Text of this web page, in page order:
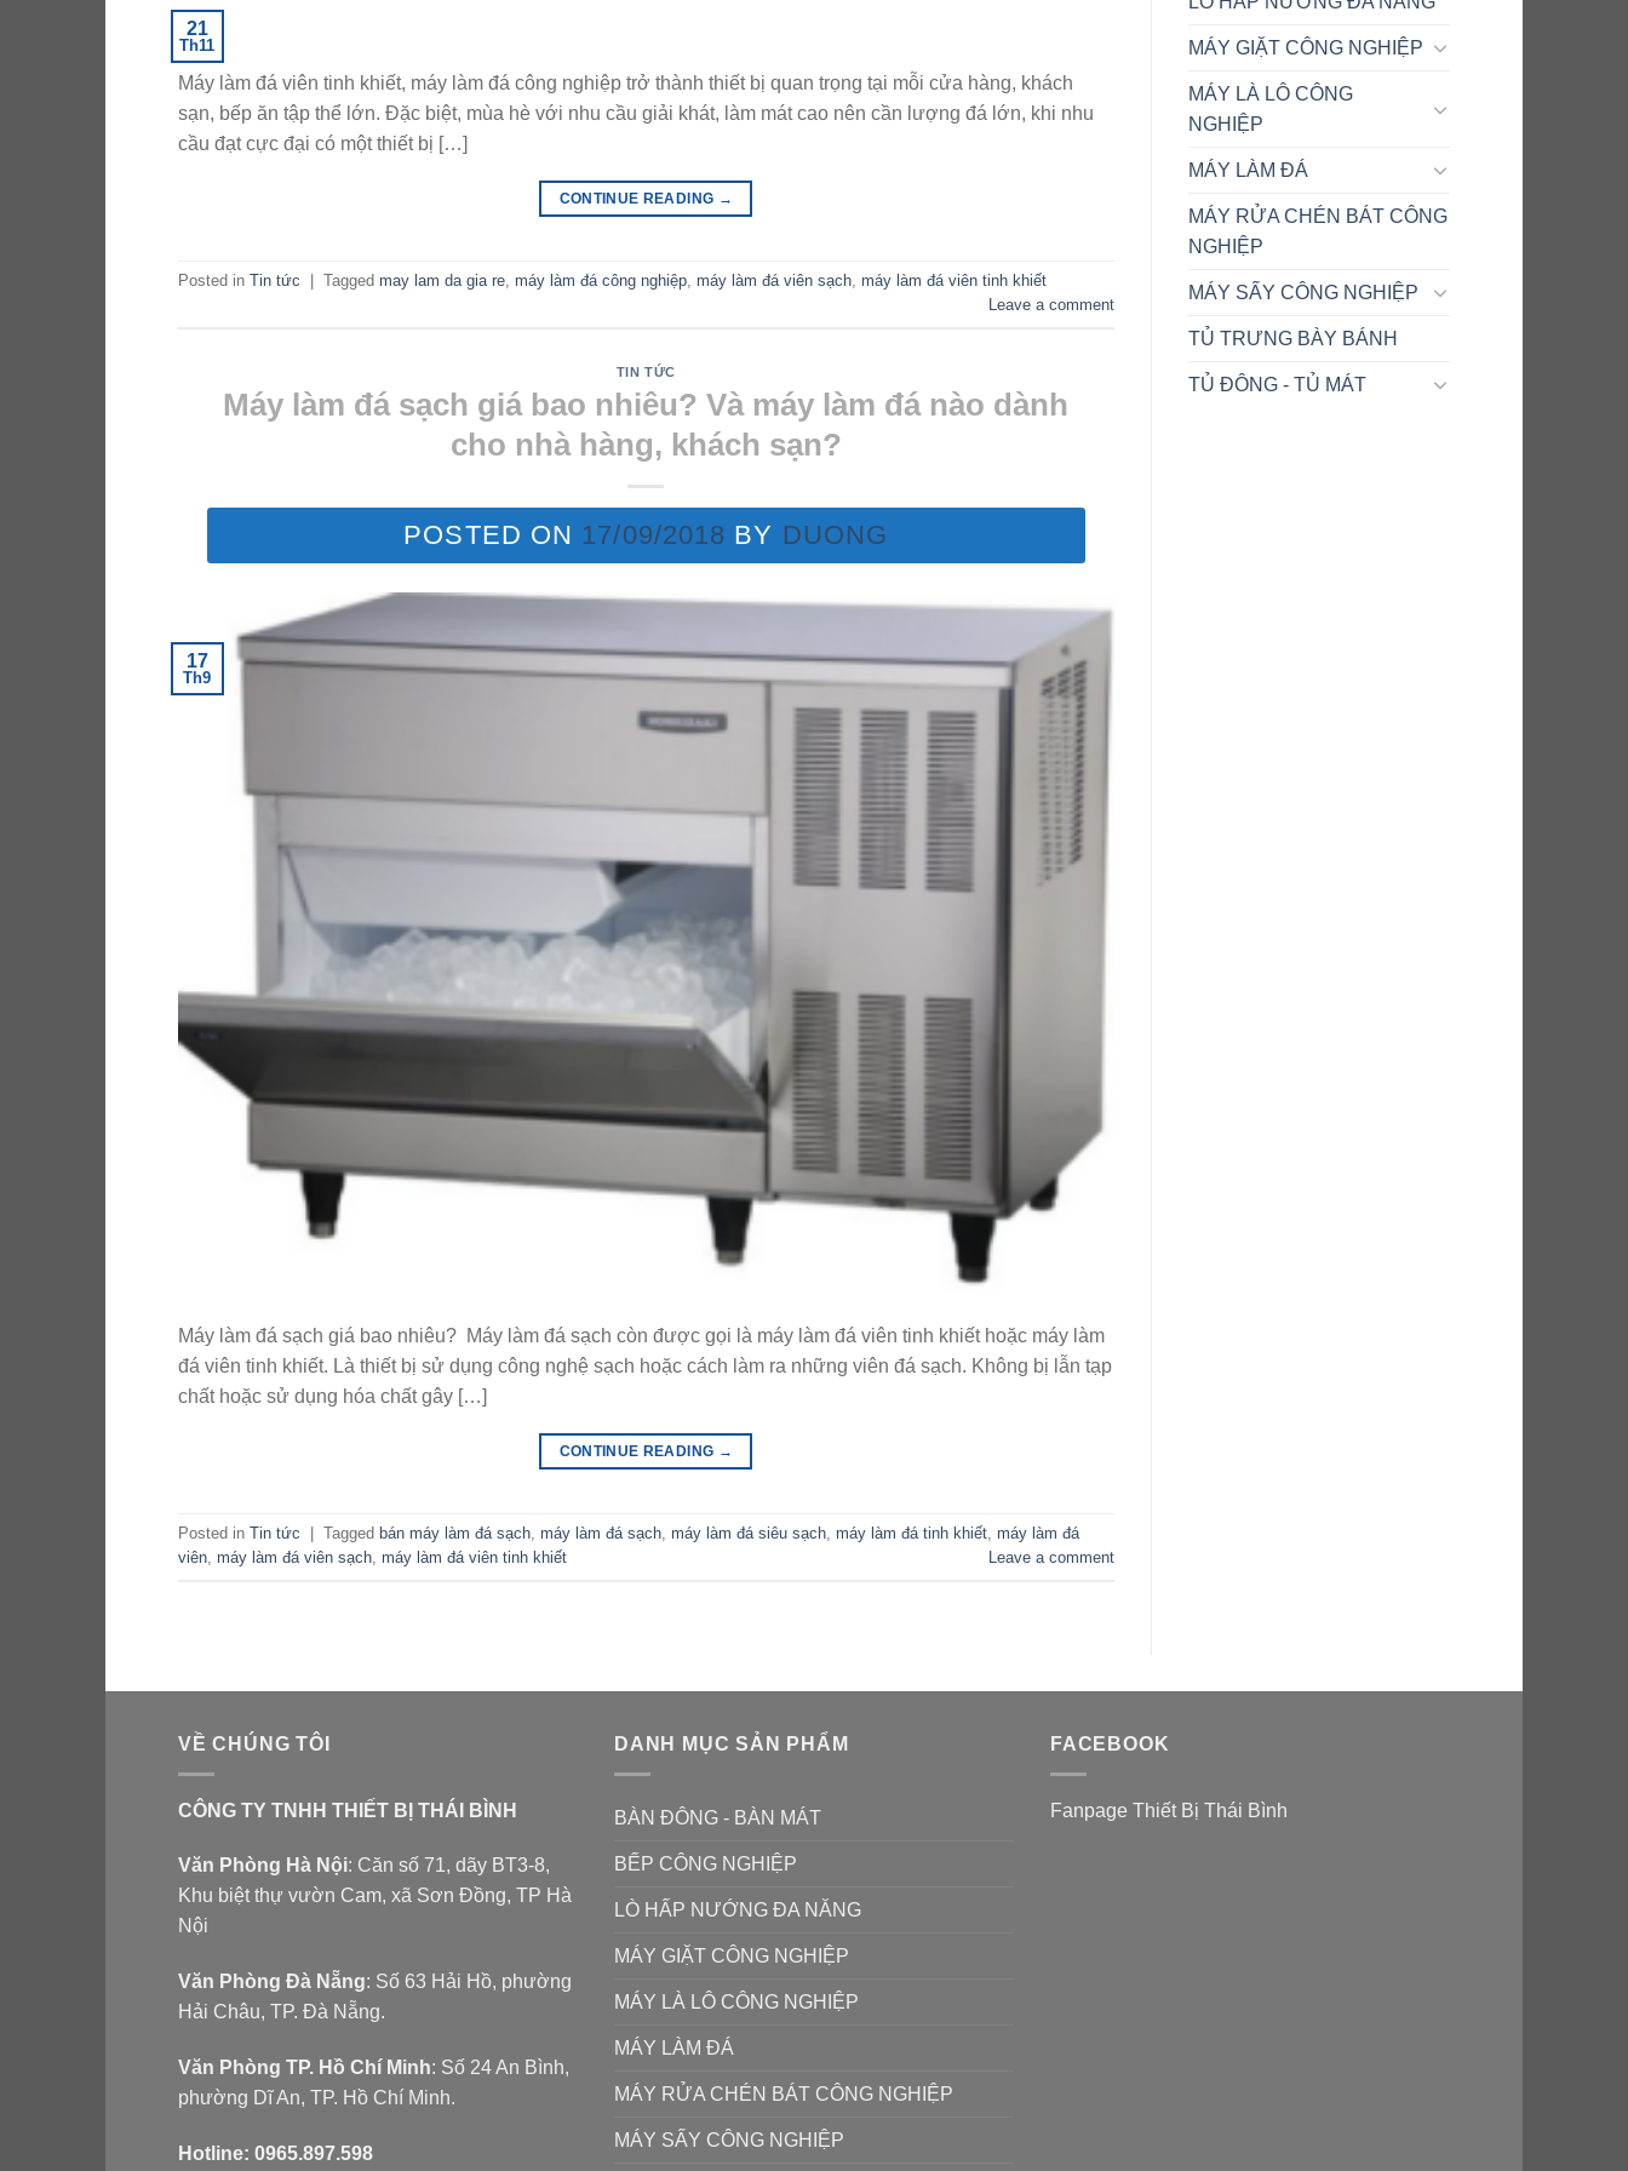
21
Th11
Máy làm đá viên tinh khiết, máy làm đá công nghiệp trở thành thiết bị quan trọng tại mỗi cửa hàng, khách
sạn, bếp ăn tập thể lớn. Đặc biệt, mùa hè với nhu cầu giải khát, làm mát cao nên cần lượng đá lớn, khi nhu
cầu đạt cực đại có một thiết bị […]
CONTINUE READING →
Posted in Tin tức Tagged may lam da gia re máy làm đá công nghiệp máy làm đá viên sạch máy làm đá viên tinh khiết
Leave a comment
TIN TỨC
Máy làm đá sạch giá bao nhiêu? Và máy làm đá nào dành
cho nhà hàng, khách sạn?
POSTED ON 17/09/2018 BY DUONG
17
Th9
Máy làm đá sạch giá bao nhiêu? Máy làm đá sạch còn được gọi là máy làm đá viên tinh khiết hoặc máy làm
đá viên tinh khiết. Là thiết bị sử dụng công nghệ sạch hoặc cách làm ra những viên đá sạch. Không bị lẫn tạp
chất hoặc sử dụng hóa chất gây […]
CONTINUE READING →
Posted in Tin tức Tagged bán máy làm đá sạch, máy làm đá sạch, máy làm đá siêu sạch, máy làm đá tinh khiết, máy làm đá
viên, máy làm đá viên sạch, máy làm đá viên tinh khiết Leave a comment
MÁY GIẶT CÔNG NGHIỆP
MÁY LÀ LÔ CÔNG
NGHIỆP
MÁY LÀM ĐÁ
MÁY RỬA CHÉN BÁT CÔNG
NGHIỆP
MÁY SẤY CÔNG NGHIỆP
TỦ TRƯNG BÀY BÁNH
TỦ ĐÔNG - TỦ MÁT
VỀ CHÚNG TÔI
CÔNG TY TNHH THIẾT BỊ THÁI BÌNH
Văn Phòng Hà Nội: Căn số 71, dãy BT3-8,
Khu biệt thự vườn Cam, xã Sơn Đồng, TP Hà
Nội
Văn Phòng Đà Nẵng: Số 63 Hải Hồ, phường
Hải Châu, TP. Đà Nẵng.
Văn Phòng TP. Hồ Chí Minh: Số 24 An Bình,
phường Dĩ An, TP. Hồ Chí Minh.
Hotline: 0965.897.598
DANH MỤC SẢN PHẨM
BÀN ĐÔNG - BÀN MÁT
BẾP CÔNG NGHIỆP
LÒ HẤP NƯỚNG ĐA NĂNG
MÁY GIẶT CÔNG NGHIỆP
MÁY LÀ LÔ CÔNG NGHIỆP
MÁY LÀM ĐÁ
MÁY RỬA CHÉN BÁT CÔNG NGHIỆP
MÁY SẤY CÔNG NGHIỆP
FACEBOOK
Fanpage Thiết Bị Thái Bình